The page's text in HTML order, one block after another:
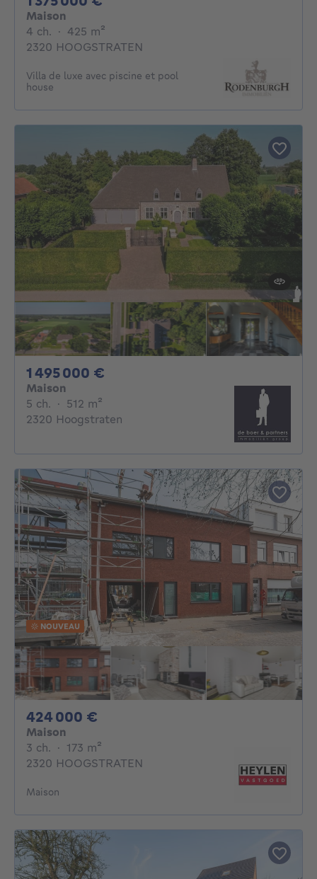
Maison
4 ch. 4 chambres
· 425 m²
2320 HOOGSTRATEN
Villa de luxe avec piscine et pool
house
1 495 000 €
Maison
5 ch. 5 chambres
· 512 m²
2320 Hoogstraten
NOUVEAU
424 000 €
Maison
3 ch. 3 chambres
· 173 m²
2320 HOOGSTRATEN
Maison